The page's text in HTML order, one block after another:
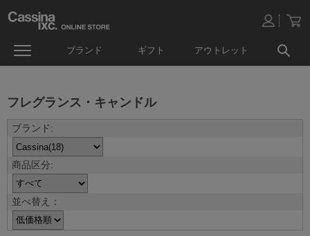
ブランド ギフト アウトレット
フレグランス・キャンドル
並べ替え：